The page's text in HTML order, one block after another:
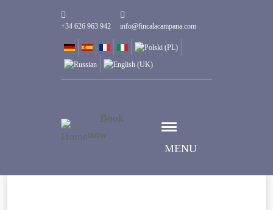
+34 626 963 942 info@fincalacampana.com
MENU
Book
now